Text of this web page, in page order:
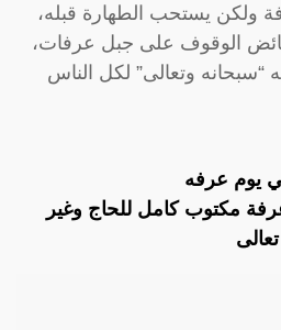
ولكن يستحب الطهارة قبله،
الوقوف على جبل عرفات،
“سبحانه وتعالى” لكل الناس
يوم عرفه
مكتوب كامل للحاج وغير